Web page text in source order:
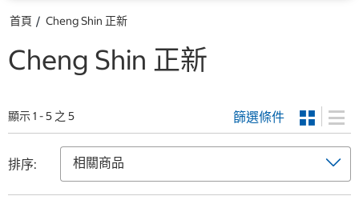
首頁 Cheng Shin 正新
Cheng Shin 正新
顯示 1 - 5 之 5 篩選條件
排序: